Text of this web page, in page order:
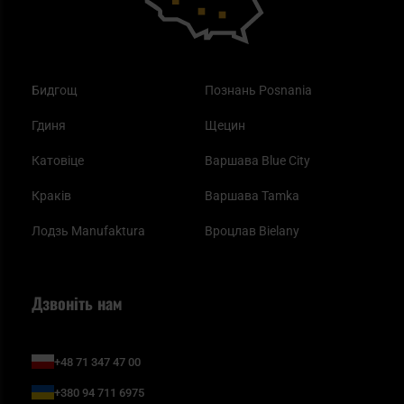
Бидгощ
Гдиня
Катовіце
Краків
Лодзь Manufaktura
Познань Posnania
Щецин
Варшава Blue City
Варшава Tamka
Вроцлав Bielany
Дзвоніть нам
+48 71 347 47 00
+380 94 711 6975